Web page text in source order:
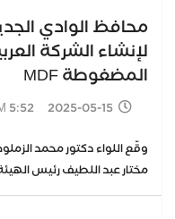
محافظ الوادي
لإنشاء الشركة
المضغوطة MDF
2025-05-15 5:52 PM
وقّع اللواء دكتور محمد
مختار عبد اللطيف رئيس الهيئة